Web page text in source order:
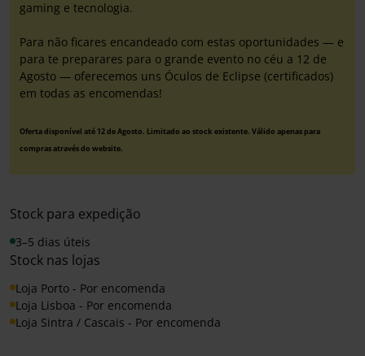
gaming e tecnologia.
Para não ficares encandeado com estas oportunidades — e
para te preparares para o grande evento no céu a 12 de
Agosto — oferecemos uns Óculos de Eclipse (certificados)
em todas as encomendas!
Oferta disponível até 12 de Agosto. Limitado ao stock existente. Válido apenas para
compras através do website.
Stock para expedição
3–5 dias úteis
Stock nas lojas
Loja Porto - Por encomenda
Loja Lisboa - Por encomenda
Loja Sintra / Cascais - Por encomenda